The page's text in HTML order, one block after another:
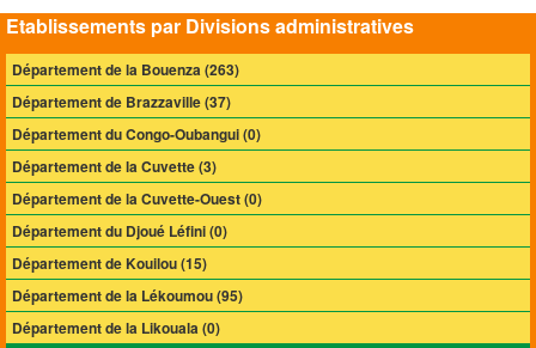
Etablissements par Divisions administratives
Département de la Bouenza (263)
Département de Brazzaville (37)
Département du Congo-Oubangui (0)
Département de la Cuvette (3)
Département de la Cuvette-Ouest (0)
Département du Djoué Léfini (0)
Département de Kouilou (15)
Département de la Lékoumou (95)
Département de la Likouala (0)